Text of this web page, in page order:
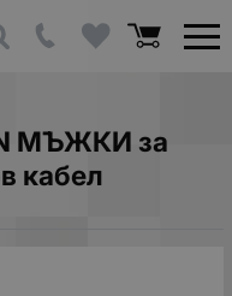
МЪЖКИ за
кабел